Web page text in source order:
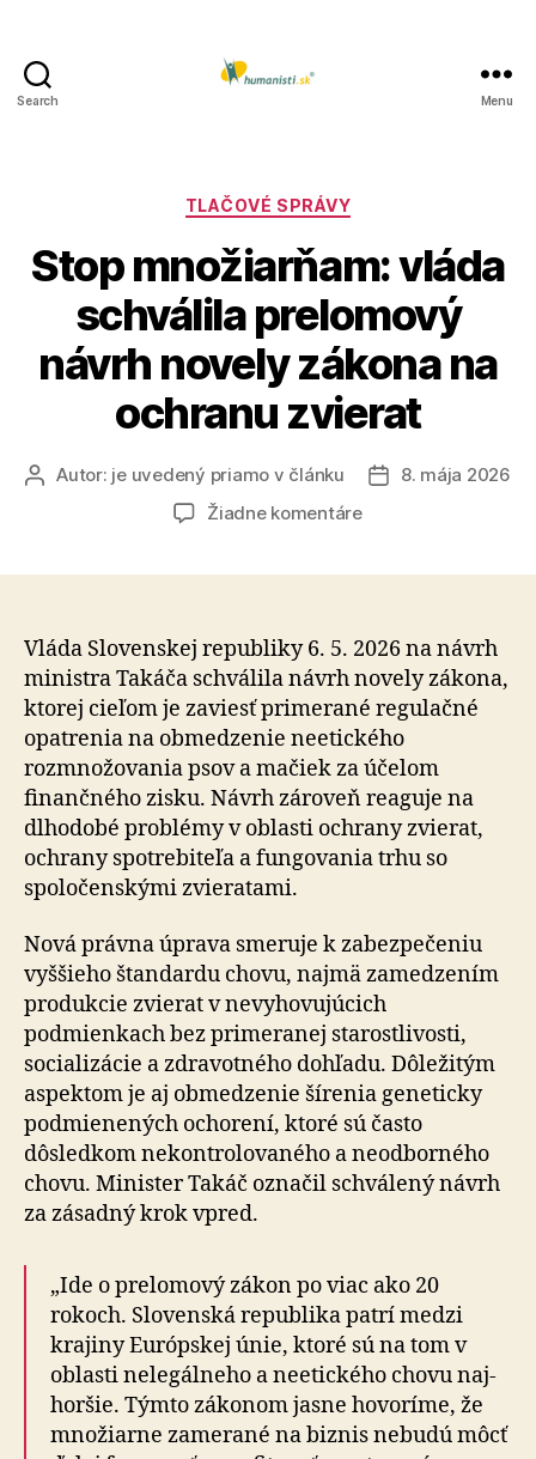
Search Menu
Kategórie
TLAČOVÉ SPRÁVY
Stop množiarňam: vláda
schválila prelomový
návrh novely zákona na
ochranu zvierat
AutorAutor: je uvedený priamo v článku
Dátum
8. mája 2026
Žiadne komentárena
prelomový
návrh
novely
zákona
na
ochranu
zvierat
Vláda Slovenskej republiky 6. 5. 2026 na návrh
ministra Takáča schválila návrh novely zákona,
ktorej cieľom je zaviesť primerané regulačné
opatrenia na obmedzenie neetického
rozmnožovania psov a mačiek za účelom
finančného zisku. Návrh zároveň reaguje na
dlhodobé problémy v oblasti ochrany zvierat,
ochrany spotrebiteľa a fungovania trhu so
spoločenskými zvieratami.
Nová právna úprava smeruje k zabezpečeniu
vyššieho štandardu chovu, najmä zamedzením
produkcie zvierat v nevyhovujúcich
podmienkach bez primeranej sta­ros­tli­vos­ti,
socializácie a zdravotného dohľadu. Dôležitým
aspektom je aj obmedzenie šírenia geneticky
pod­mie­ne­ných ochorení, ktoré sú často
dôsledkom ne­kon­tro­lo­va­né­ho a neodborného
chovu. Minister Takáč označil schvá­le­ný návrh
za zásadný krok vpred.
„Ide o prelomový zákon po viac ako 20
rokoch. Slo­ven­ská republika patrí medzi
krajiny Európskej únie, ktoré sú na tom v
oblasti nelegálneho a neetického chovu naj­
hor­šie. Týmto zákonom jasne hovoríme, že
množiarne zamerané na biznis nebudú môcť